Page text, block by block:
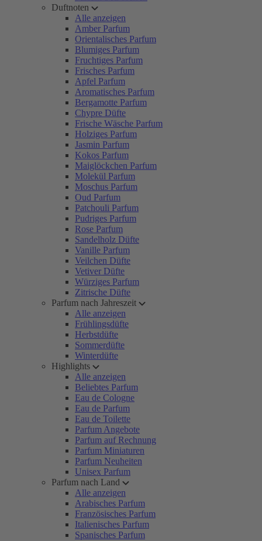
Duftnoten
Alle anzeigen
Amber Parfum
Orientalisches Parfum
Blumiges Parfum
Fruchtiges Parfum
Frisches Parfum
Apfel Parfum
Aromatisches Parfum
Bergamotte Parfum
Chypre Düfte
Frische Wäsche Parfum
Holziges Parfum
Jasmin Parfum
Kokos Parfum
Maiglöckchen Parfum
Molekül Parfum
Moschus Parfum
Oud Parfum
Patchouli Parfum
Pudriges Parfum
Rose Parfum
Sandelholz Düfte
Vanille Parfum
Veilchen Düfte
Vetiver Düfte
Würziges Parfum
Zitrische Düfte
Parfum nach Jahreszeit
Alle anzeigen
Frühlingsdüfte
Herbstdüfte
Sommerdüfte
Winterdüfte
Highlights
Alle anzeigen
Beliebtes Parfum
Eau de Cologne
Eau de Parfum
Eau de Toilette
Parfum Angebote
Parfum auf Rechnung
Parfum Miniaturen
Parfum Neuheiten
Unisex Parfum
Parfum nach Land
Alle anzeigen
Arabisches Parfum
Französisches Parfum
Italienisches Parfum
Spanisches Parfum